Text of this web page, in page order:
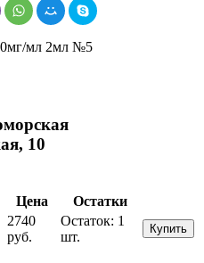
10
Цена
Остатки
2740
руб.
Остаток: 1
шт.
Купить